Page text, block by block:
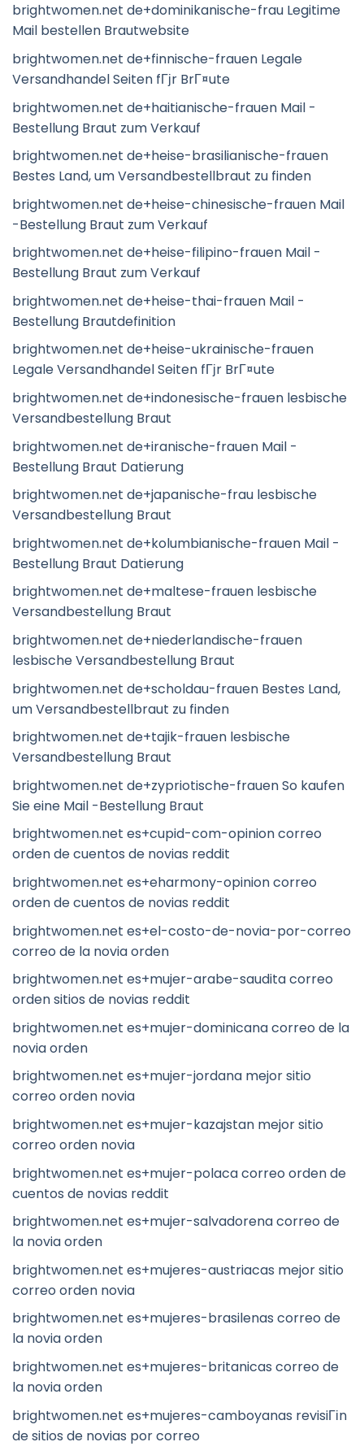
brightwomen.net de+dominikanische-frau Legitime
Mail bestellen Brautwebsite
brightwomen.net de+finnische-frauen Legale
Versandhandel Seiten fГјr BrГ¤ute
brightwomen.net de+haitianische-frauen Mail -
Bestellung Braut zum Verkauf
brightwomen.net de+heise-brasilianische-frauen
Bestes Land, um Versandbestellbraut zu finden
brightwomen.net de+heise-chinesische-frauen Mail
-Bestellung Braut zum Verkauf
brightwomen.net de+heise-filipino-frauen Mail -
Bestellung Braut zum Verkauf
brightwomen.net de+heise-thai-frauen Mail -
Bestellung Brautdefinition
brightwomen.net de+heise-ukrainische-frauen
Legale Versandhandel Seiten fГјr BrГ¤ute
brightwomen.net de+indonesische-frauen lesbische
Versandbestellung Braut
brightwomen.net de+iranische-frauen Mail -
Bestellung Braut Datierung
brightwomen.net de+japanische-frau lesbische
Versandbestellung Braut
brightwomen.net de+kolumbianische-frauen Mail -
Bestellung Braut Datierung
brightwomen.net de+maltese-frauen lesbische
Versandbestellung Braut
brightwomen.net de+niederlandische-frauen
lesbische Versandbestellung Braut
brightwomen.net de+scholdau-frauen Bestes Land,
um Versandbestellbraut zu finden
brightwomen.net de+tajik-frauen lesbische
Versandbestellung Braut
brightwomen.net de+zypriotische-frauen So kaufen
Sie eine Mail -Bestellung Braut
brightwomen.net es+cupid-com-opinion correo
orden de cuentos de novias reddit
brightwomen.net es+eharmony-opinion correo
orden de cuentos de novias reddit
brightwomen.net es+el-costo-de-novia-por-correo
correo de la novia orden
brightwomen.net es+mujer-arabe-saudita correo
orden sitios de novias reddit
brightwomen.net es+mujer-dominicana correo de la
novia orden
brightwomen.net es+mujer-jordana mejor sitio
correo orden novia
brightwomen.net es+mujer-kazajstan mejor sitio
correo orden novia
brightwomen.net es+mujer-polaca correo orden de
cuentos de novias reddit
brightwomen.net es+mujer-salvadorena correo de
la novia orden
brightwomen.net es+mujeres-austriacas mejor sitio
correo orden novia
brightwomen.net es+mujeres-brasilenas correo de
la novia orden
brightwomen.net es+mujeres-britanicas correo de
la novia orden
brightwomen.net es+mujeres-camboyanas revisiГіn
de sitios de novias por correo